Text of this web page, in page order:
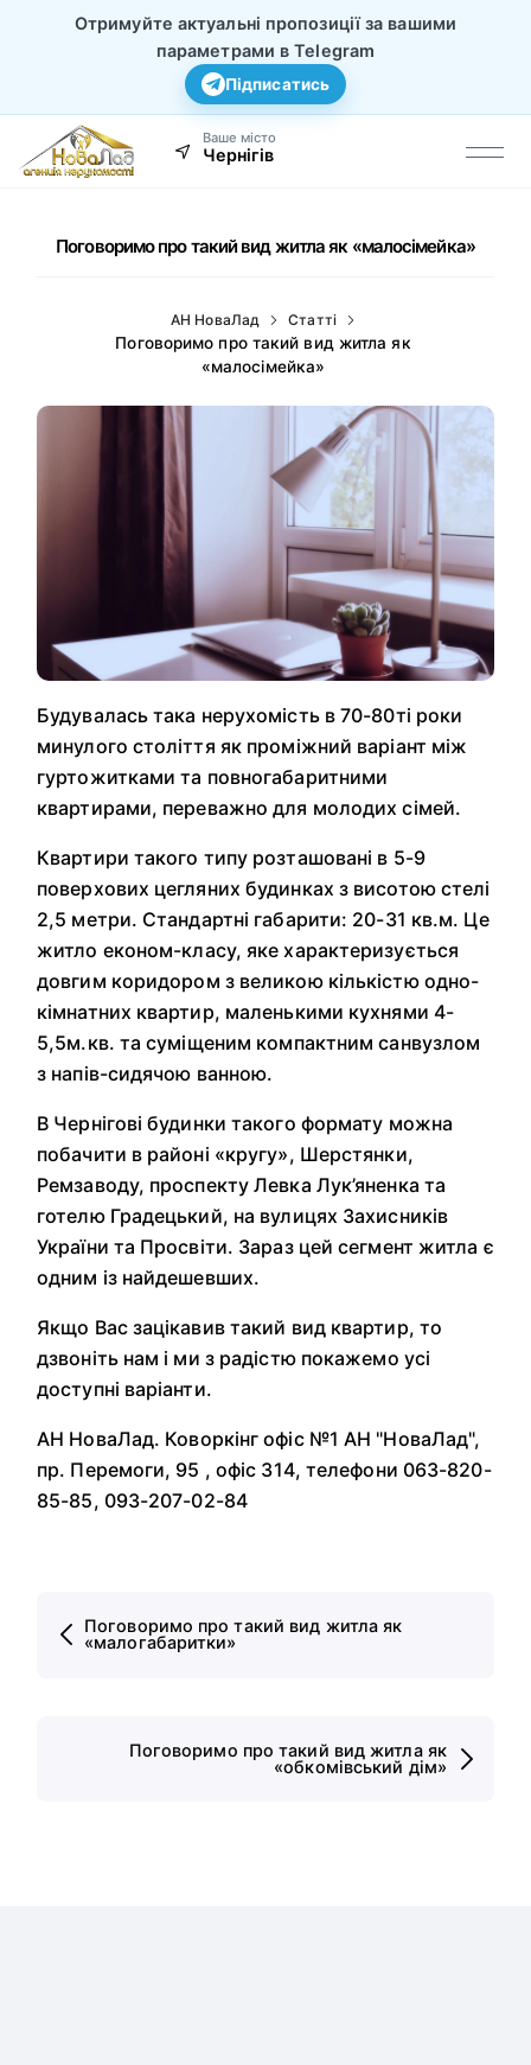
Отримуйте актуальні пропозиції за вашими
параметрами в Telegram
Підписатись
Ваше місто
Чернігів
Поговоримо про такий вид житла як «малосімейка»
АН НоваЛад Статті
Поговоримо про такий вид житла як
«малосімейка»
Будувалась така нерухомість в 70-80ті роки
минулого століття як проміжний варіант між
гуртожитками та повногабаритними
квартирами, переважно для молодих сімей.
Квартири такого типу розташовані в 5-9
поверхових цегляних будинках з висотою стелі
2,5 метри. Стандартні габарити: 20-31 кв.м. Це
житло економ-класу, яке характеризується
довгим коридором з великою кількістю одно-
кімнатних квартир, маленькими кухнями 4-
5,5м.кв. та суміщеним компактним санвузлом
з напів-сидячою ванною.
В Чернігові будинки такого формату можна
побачити в районі «кругу», Шерстянки,
Ремзаводу, проспекту Левка Лук’яненка та
готелю Градецький, на вулицях Захисників
України та Просвіти. Зараз цей сегмент житла є
одним із найдешевших.
Якщо Вас зацікавив такий вид квартир, то
дзвоніть нам і ми з радістю покажемо усі
доступні варіанти.
АН НоваЛад. Коворкінг офіс №1 АН "НоваЛад",
пр. Перемоги, 95 , офіс 314, телефони 063-820-
85-85, 093-207-02-84
Поговоримо про такий вид житла як
«малогабаритки»
Поговоримо про такий вид житла як
«обкомівський дім»